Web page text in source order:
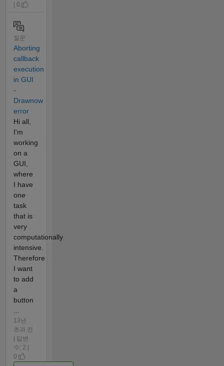
| 0
질문
Aborting
callback
execution
in GUI
-
Drawnow
error
Hi all,
I'm
working
on a
GUI,
where
I have
one
task
that is
very
computationally
intensive.
Therefore
I want
to add
a
button
...
13년
초과 전
| 답변
수: 2 |
0